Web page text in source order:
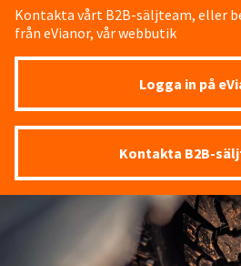
Kontakta vårt B2B-säljteam, eller
från eVianor, vår webbutik
Logga in på
Kontakta B2B-